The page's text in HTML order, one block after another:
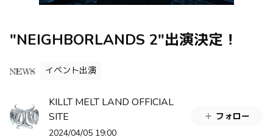
"NEIGHBORLANDS 2"出演決定！
NEWS イベント出演
KILLT MELT LAND OFFICIAL
SITE
2024/04/05 19:00
フォロー